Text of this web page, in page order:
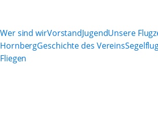
Wer sind wirVorstandJugendUnsere
HornbergGeschichte des Vereins
Fliegen